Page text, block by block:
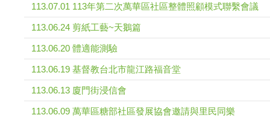
113.07.01 113年第二次萬華區社區整體照顧模式聯繫會議
113.06.24 剪紙工藝~天鵝篇
113.06.20 體適能測驗
113.06.19 基督教台北市龍江路福音堂
113.06.13 廈門街浸信會
113.06.09 萬華區糖部社區發展協會邀請與里民同樂